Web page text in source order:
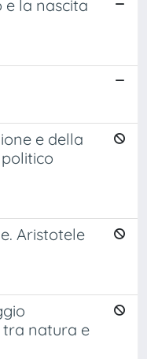
e la nascita
e della
Aristotele
tra natura e